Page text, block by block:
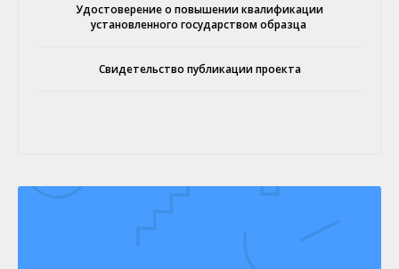
Удостоверение о повышении квалификации
установленного государством образца
Свидетельство публикации проекта